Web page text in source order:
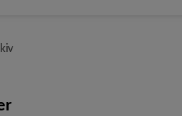
nivå i brödsmulenavigeringen